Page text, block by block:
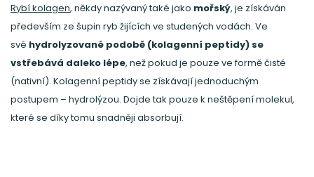
Rybí kolagen, někdy nazývaný také jako mořský, je získáván
především ze šupin ryb žijících ve studených vodách. Ve
své hydrolyzované podobě (kolagenní peptidy) se
vstřebává daleko lépe, než pokud je pouze ve formě čisté
(nativní). Kolagenní peptidy se získávají jednoduchým
postupem – hydrolýzou. Dojde tak pouze k neštěpení molekul,
které se díky tomu snadněji absorbují.